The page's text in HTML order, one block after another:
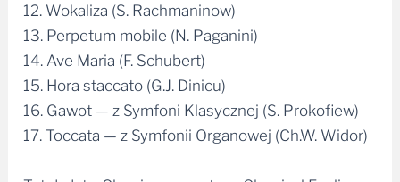
12. Wokaliza (S. Rachmaninow)
13. Perpetum mobile (N. Paganini)
14. Ave Maria (F. Schubert)
15. Hora staccato (G.J. Dinicu)
16. Gawot — z Symfoni Klasycznej (S. Prokofiew)
17. Toccata — z Symfonii Organowej (Ch.W. Widor)